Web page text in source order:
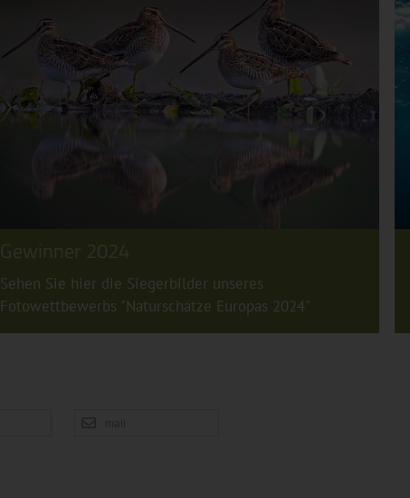
Gewinner 2024
Sehen Sie hier die Siegerbilder unseres
Fotowettbewerbs "Naturschätze Europas 2024"